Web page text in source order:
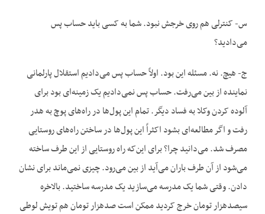
س- کنترلی هم روی خرجش نبود. شما به کسی باید حساب پس
می‌دادید؟
ج- هیچ. نه. مسئله این بود. اولاً حساب پس می‌دادیم استقلال پارلمانی
نماینده از بین می‌رفت. حساب پس نمی‌دادیم یک زمینه‌ای بود برای
آلوده کردن وکلا به فساد دیگر. تمام این پول‌ها در راه‌های پوچ به هدر
رفت و اگر مطالعه‌ای بشود اکثراً این پول‌ها در ساختن راه‌های روستایی
مصرف شد. می‌دانید چرا؟ برای این‌که راه روستایی از این طرف ساخته
می‌شود از آن طرف باران می‌آید از بین می‌رود. چیزی نمی‌ماند برای نشان
دادن. وقتی شما یک مدرسه می‌سازید یک مدرسه ساختید. بالاخره
سیصدهزار تومان خرج کردید ممکن است صدهزار تومان هم تویش لوطی